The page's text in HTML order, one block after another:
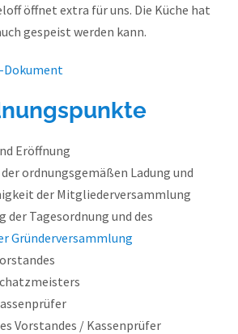
öffnet extra für uns. Die Küche hat
gespeist werden kann.
Dokument
Eröffnung
ordnungsgemäßen Ladung und
der Mitgliederversammlung
der Tagesordnung und des
Gründerversammlung
Vorstandes / Kassenprüfer